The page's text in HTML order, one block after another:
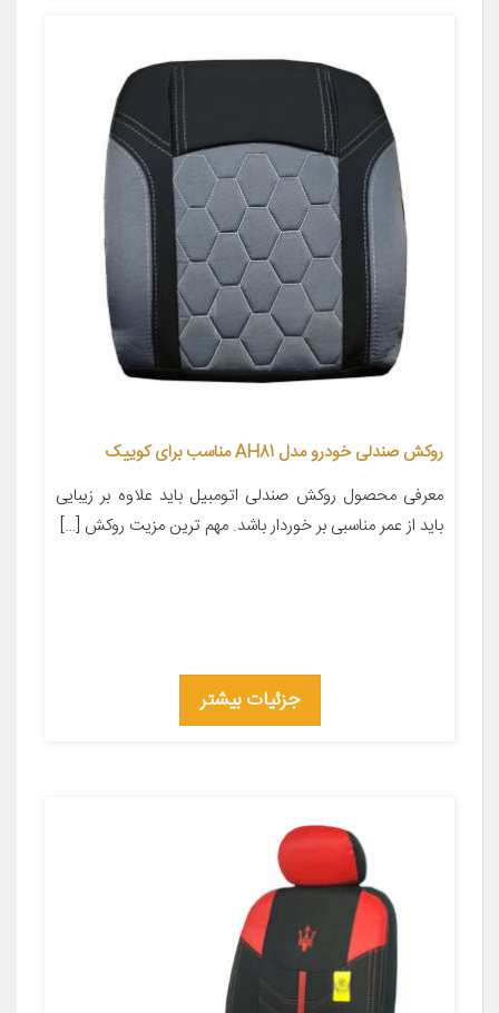
روکش صندلی خودرو مدل AH81 مناسب برای کوییک
معرفی محصول روکش صندلی اتومبیل باید علاوه بر زیبایی
باید از عمر مناسبی بر خوردار باشد. مهم ترین مزیت روکش […]
جزئیات بیشتر